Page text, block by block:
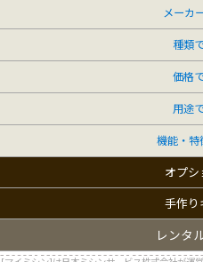
メーカ
種類
価格
用途
機能・特
オプ
手作り
レンタ